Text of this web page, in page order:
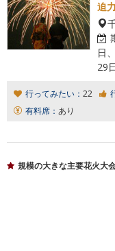
迫
日
29
行ってみたい： 22
有料席： あり
規模の大きな主要花火大